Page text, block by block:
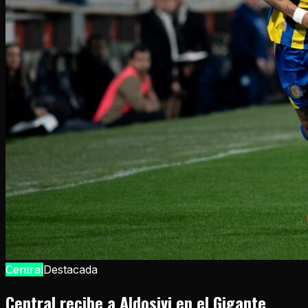
CentralDestacada
Central recibe a Aldosivi en el Gigante